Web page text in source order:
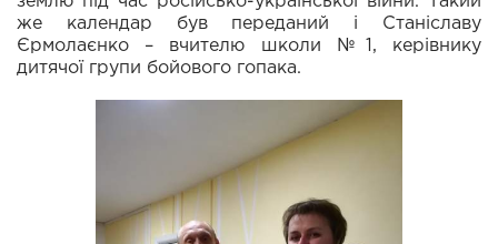
же календар був переданий і Станіславу
Єрмолаєнко – вчителю школи №1, керівнику
дитячої групи бойового гопака.